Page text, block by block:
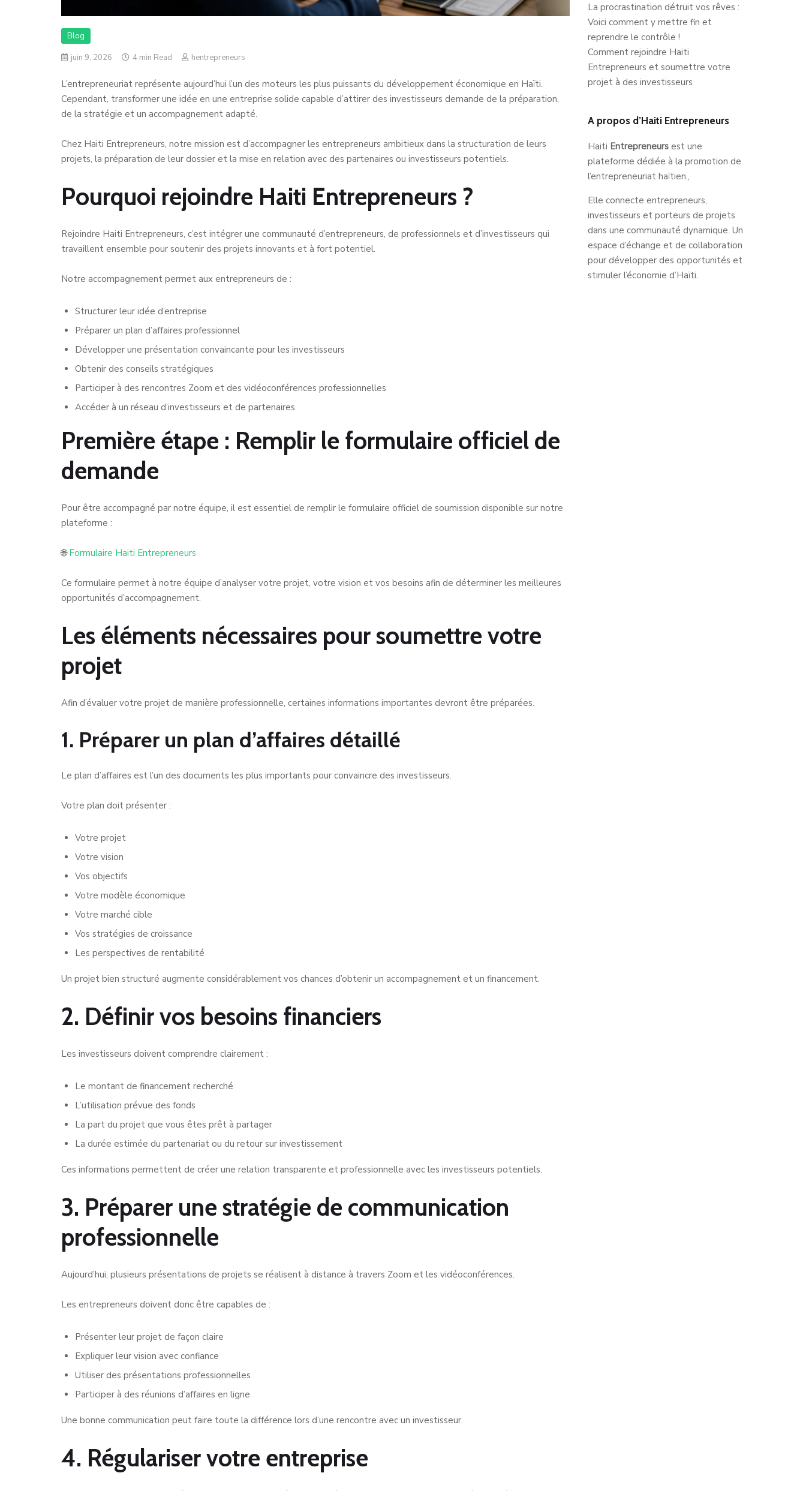
Blog
juin 9, 2026
4 min Read hentrepreneurs
L’entrepreneuriat représente aujourd’hui l’un des moteurs les plus puissants du développement économique en Haïti.
Cependant, transformer une idée en une entreprise solide capable d’attirer des investisseurs demande de la préparation,
de la stratégie et un accompagnement adapté.
Chez Haiti Entrepreneurs, notre mission est d’accompagner les entrepreneurs ambitieux dans la structuration de leurs
projets, la préparation de leur dossier et la mise en relation avec des partenaires ou investisseurs potentiels.
Pourquoi rejoindre Haiti Entrepreneurs ?
Rejoindre Haiti Entrepreneurs, c’est intégrer une communauté d’entrepreneurs, de professionnels et d’investisseurs qui
travaillent ensemble pour soutenir des projets innovants et à fort potentiel.
Notre accompagnement permet aux entrepreneurs de :
Structurer leur idée d’entreprise
Préparer un plan d’affaires professionnel
Développer une présentation convaincante pour les investisseurs
Obtenir des conseils stratégiques
Participer à des rencontres Zoom et des vidéoconférences professionnelles
Accéder à un réseau d’investisseurs et de partenaires
Première étape : Remplir le formulaire officiel de
demande
Pour être accompagné par notre équipe, il est essentiel de remplir le formulaire officiel de soumission disponible sur notre
plateforme :
🌐Formulaire Haiti Entrepreneurs
Ce formulaire permet à notre équipe d’analyser votre projet, votre vision et vos besoins afin de déterminer les meilleures
opportunités d’accompagnement.
Les éléments nécessaires pour soumettre votre
projet
Afin d’évaluer votre projet de manière professionnelle, certaines informations importantes devront être préparées.
1. Préparer un plan d’affaires détaillé
Le plan d’affaires est l’un des documents les plus importants pour convaincre des investisseurs.
Votre plan doit présenter :
Votre projet
Votre vision
Vos objectifs
Votre modèle économique
Votre marché cible
Vos stratégies de croissance
Les perspectives de rentabilité
Un projet bien structuré augmente considérablement vos chances d’obtenir un accompagnement et un financement.
2. Définir vos besoins financiers
Les investisseurs doivent comprendre clairement :
Le montant de financement recherché
L’utilisation prévue des fonds
La part du projet que vous êtes prêt à partager
La durée estimée du partenariat ou du retour sur investissement
Ces informations permettent de créer une relation transparente et professionnelle avec les investisseurs potentiels.
3. Préparer une stratégie de communication
professionnelle
Aujourd’hui, plusieurs présentations de projets se réalisent à distance à travers Zoom et les vidéoconférences.
Les entrepreneurs doivent donc être capables de :
Présenter leur projet de façon claire
Expliquer leur vision avec confiance
Utiliser des présentations professionnelles
Participer à des réunions d’affaires en ligne
Une bonne communication peut faire toute la différence lors d’une rencontre avec un investisseur.
4. Régulariser votre entreprise
La procrastination détruit vos rêves :
Voici comment y mettre fin et
reprendre le contrôle !
Comment rejoindre Haiti
Entrepreneurs et soumettre votre
projet à des investisseurs
A propos d’Haiti Entrepreneurs
Haiti Entrepreneursest une
plateforme dédiée à la promotion de
l’entrepreneuriat haïtien.,
Elle connecte entrepreneurs,
investisseurs et porteurs de projets
dans une communauté dynamique. Un
espace d’échange et de collaboration
pour développer des opportunités et
stimuler l’économie d’Haïti.